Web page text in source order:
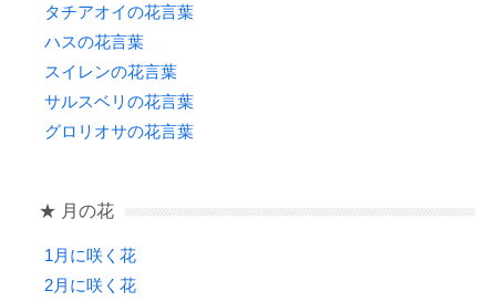
タチアオイの花言葉
ハスの花言葉
スイレンの花言葉
サルスベリの花言葉
グロリオサの花言葉
★ 月の花
1月に咲く花
2月に咲く花